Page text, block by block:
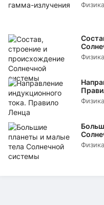
Физика
Физика
Физика
Физика